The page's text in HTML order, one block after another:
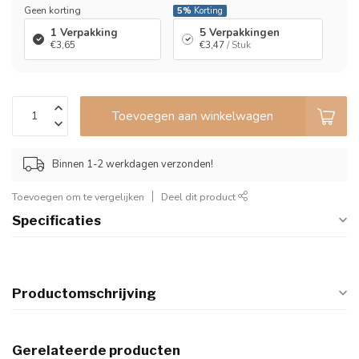
Geen korting
1 Verpakking
€3,65
5% Korting
5 Verpakkingen
€3,47/ Stuk
Toevoegen aan winkelwagen
Binnen 1-2 werkdagen verzonden!
Toevoegen om te vergelijken Deel dit product
Specificaties
Productomschrijving
Gerelateerde producten